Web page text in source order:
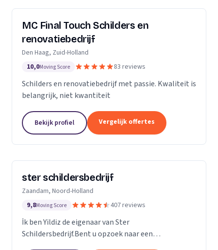
MC Final Touch Schilders en
renovatiebedrijf
Den Haag, Zuid-Holland
10,0Moving Score 83 reviews
Schilders en renovatiebedrijf met passie. Kwaliteit is
belangrijk, niet kwantiteit
Bekijk profiel Vergelijk offertes
ster schildersbedrijf
Zaandam, Noord-Holland
9,8Moving Score 407 reviews
İk ben Yildiz de eigenaar van Ster
Schildersbedrijf.Bent u opzoek naar een